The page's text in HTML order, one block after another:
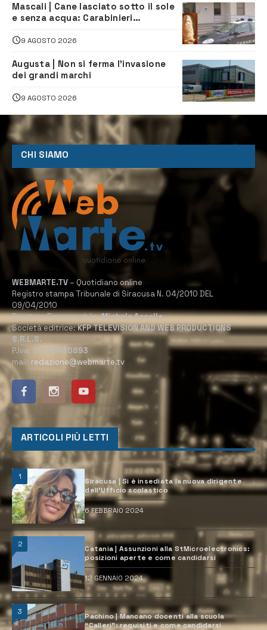
Mascali | Cane lasciato sotto il sole
e senza acqua: Carabinieri
9 AGOSTO 2026
Augusta | Non si ferma l’invasione
dei grandi marchi
9 AGOSTO 2026
CHI SIAMO
WEBMARTE.TV – Quotidiano online
Registro stampa Tribunale di Siracusa N. 04/2010 DEL
09/04/2010
Direttore Responsabile:Michele Accolla
Società editrice:KFP TELEVISION AND WEB PRODUCTIONS
S.R.L.S.
P.Iva: 02184950893
mail: redazione@webmarte.tv
ARTICOLI PIÙ LETTI
1
Siracusa | Si è insediata la nuova dirigente
dell’Ufficio scolastico
6 FEBBRAIO 2024
2
Catania | Assunzioni alla StMicroelectronics:
posizioni aperte e come candidarsi
12 GENNAIO 2024
3
Pachino | Mancano docenti alla scuola
“Calleri”: requisiti e come candidarsi